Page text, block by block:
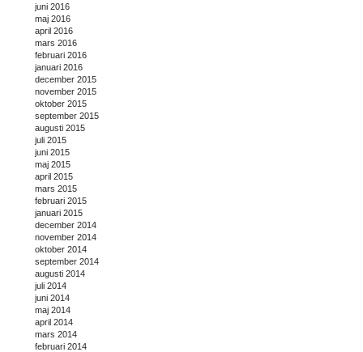
juni 2016
maj 2016
april 2016
mars 2016
februari 2016
januari 2016
december 2015
november 2015
oktober 2015
september 2015
augusti 2015
juli 2015
juni 2015
maj 2015
april 2015
mars 2015
februari 2015
januari 2015
december 2014
november 2014
oktober 2014
september 2014
augusti 2014
juli 2014
juni 2014
maj 2014
april 2014
mars 2014
februari 2014